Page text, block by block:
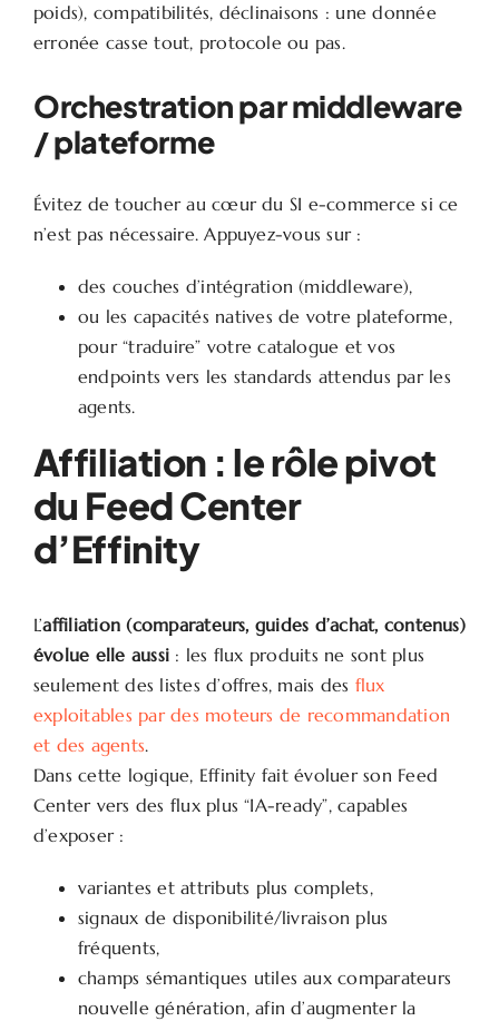
poids), compatibilités, déclinaisons : une donnée
erronée casse tout, protocole ou pas.
Orchestration par middleware
/ plateforme
Évitez de toucher au cœur du SI e-commerce si ce
n’est pas nécessaire. Appuyez-vous sur :
des couches d’intégration (middleware),
ou les capacités natives de votre plateforme,
pour “traduire” votre catalogue et vos
endpoints vers les standards attendus par les
agents.
Affiliation : le rôle pivot
du Feed Center
d’Effinity
L’affiliation (comparateurs, guides d’achat, contenus)
évolue elle aussi : les flux produits ne sont plus
seulement des listes d’offres, mais des flux
exploitables par des moteurs de recommandation
et des agents.
Dans cette logique, Effinity fait évoluer son Feed
Center vers des flux plus “IA-ready”, capables
d’exposer :
variantes et attributs plus complets,
signaux de disponibilité/livraison plus
fréquents,
champs sémantiques utiles aux comparateurs
nouvelle génération, afin d’augmenter la